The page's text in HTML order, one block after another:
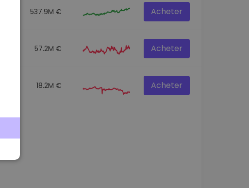
537.9M € Acheter
57.2M € Acheter
18.2M € Acheter